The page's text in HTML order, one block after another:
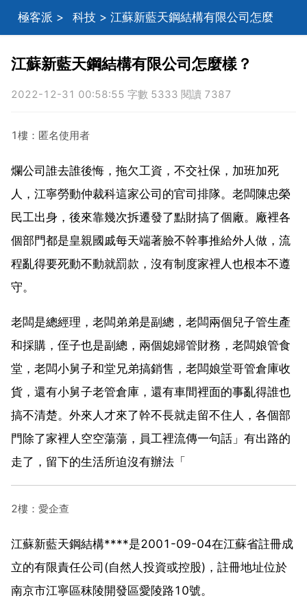
極客派 > 科技 > 江蘇新藍天鋼結構有限公司怎麼
樣？
江蘇新藍天鋼結構有限公司怎麼樣？
2022-12-31 00:58:55 字數 5333 閱讀 7387
1樓：匿名使用者
爛公司誰去誰後悔，拖欠工資，不交社保，加班加死
人，江寧勞動仲裁科這家公司的官司排隊。老闆陳忠榮
民工出身，後來靠幾次拆遷發了點財搞了個廠。廠裡各
個部門都是皇親國戚每天端著臉不幹事推給外人做，流
程亂得要死動不動就罰款，沒有制度家裡人也根本不遵
守。
老闆是總經理，老闆弟弟是副總，老闆兩個兒子管生產
和採購，侄子也是副總，兩個媳婦管財務，老闆娘管食
堂，老闆小舅子和堂兄弟搞銷售，老闆娘堂哥管倉庫收
貨，還有小舅子老管倉庫，還有車間裡面的事亂得誰也
搞不清楚。外來人才來了幹不長就走留不住人，各個部
門除了家裡人空空蕩蕩，員工裡流傳一句話」有出路的
走了，留下的生活所迫沒有辦法「
2樓：愛企查
江蘇新藍天鋼結構****是2001-09-04在江蘇省註冊成
立的有限責任公司(自然人投資或控股)，註冊地址位於
南京市江寧區秣陵開發區愛陵路10號。